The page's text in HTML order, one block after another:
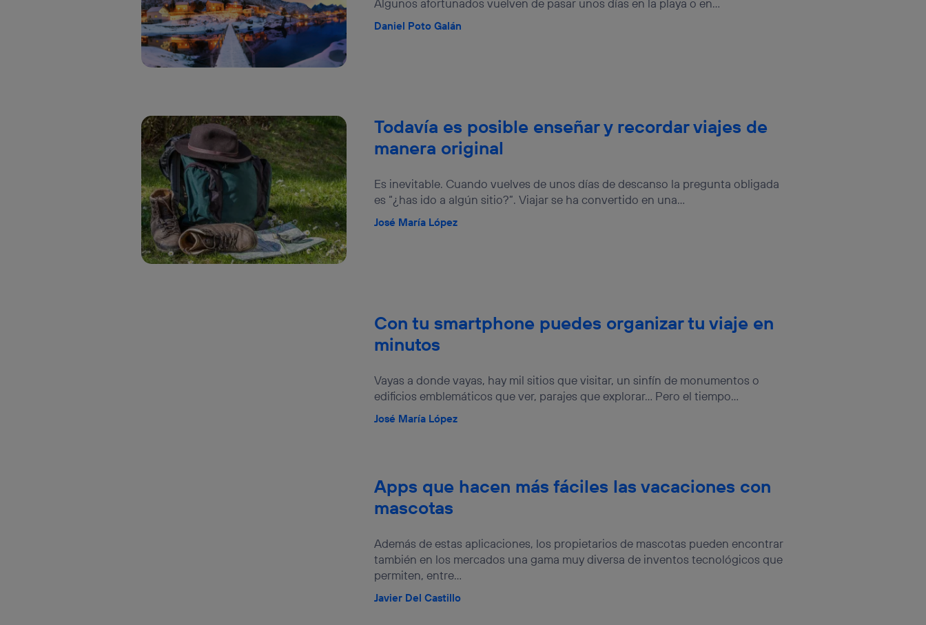
Algunos afortunados vuelven de pasar unos días en la playa o en...
Daniel Poto Galán
Todavía es posible enseñar y recordar viajes de
manera original
Es inevitable. Cuando vuelves de unos días de descanso la pregunta obligada
es “¿has ido a algún sitio?”. Viajar se ha convertido en una...
José María López
Con tu smartphone puedes organizar tu viaje en
minutos
Vayas a donde vayas, hay mil sitios que visitar, un sinfín de monumentos o
edificios emblemáticos que ver, parajes que explorar… Pero el tiempo...
José María López
Apps que hacen más fáciles las vacaciones con
mascotas
Además de estas aplicaciones, los propietarios de mascotas pueden encontrar
también en los mercados una gama muy diversa de inventos tecnológicos que
permiten, entre...
Javier Del Castillo
realizará en función de las actividades de navegación de los miembros del hogar que
hayan dado su consentimiento.
Si utilizas
datos móviles
únicamente en la navegación del usuario del móvil.